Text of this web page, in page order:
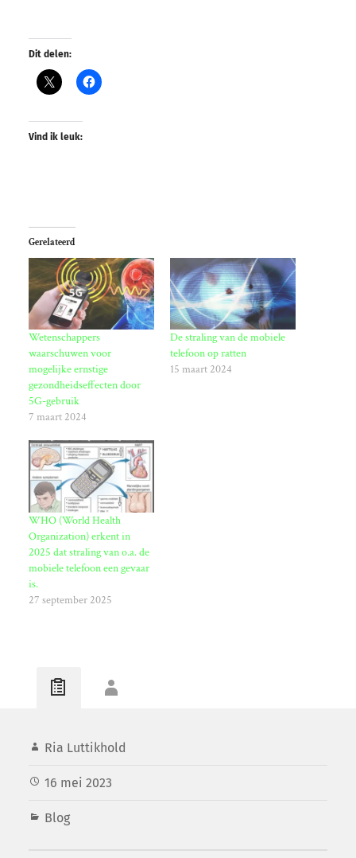
Dit delen:
Vind ik leuk:
Gerelateerd
Wetenschappers
waarschuwen voor
mogelijke ernstige
gezondheidseffecten door
5G-gebruik
7 maart 2024
De straling van de mobiele
telefoon op ratten
15 maart 2024
WHO (World Health
Organization) erkent in
2025 dat straling van o.a. de
mobiele telefoon een gevaar
is.
27 september 2025
Ria Luttikhold
16 mei 2023
Blog